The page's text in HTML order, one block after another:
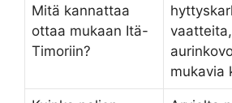
Mitä kannattaa
ottaa mukaan Itä-
Timoriin?
vaatteita,
mukavia